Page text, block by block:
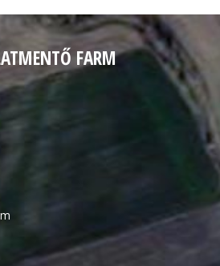
FARM